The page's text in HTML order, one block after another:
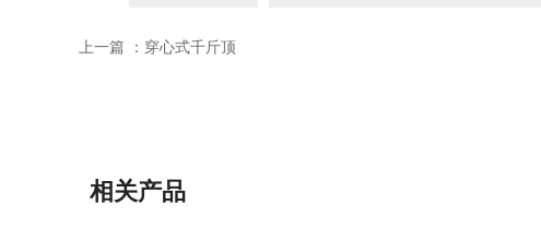
上一篇 ： 穿心式千斤顶
相关产品